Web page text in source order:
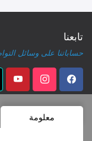
تابعنا
حساباتنا على وسائل
معلومة